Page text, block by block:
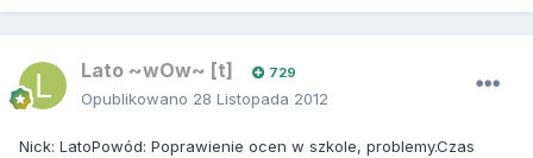
Lato ~wOw~ [t] 729
Opublikowano 28 Listopada 2012
Nick: LatoPowód: Poprawienie ocen w szkole, problemy.Czas